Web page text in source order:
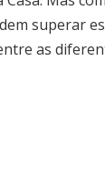
superar
as